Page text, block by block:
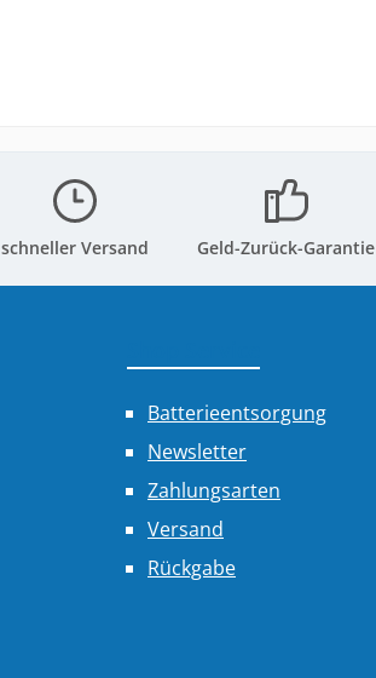
schneller Versand Geld-Zurück-Garantie
Batterieentsorgung
Newsletter
Zahlungsarten
Versand
Rückgabe